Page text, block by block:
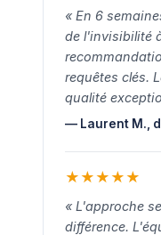
« En 6
de l'invisibilité
requêtes clés.
qualité
— Laurent M.,
★ ★ ★ ★ ★
« L'approche
différence.